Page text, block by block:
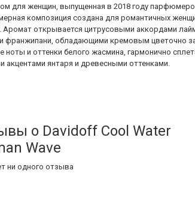
для женщин, выпущенная в 2018 году
композиция создана для романтичных
Аромат открывается цитрусовыми аккордами
франжипани, обладающими кремовым цветочно
ноты и оттенки белого жасмина, гармонично
акцентами янтаря и древесными оттенками.
о Davidoff Cool Water
Wave
ни одного отзыва